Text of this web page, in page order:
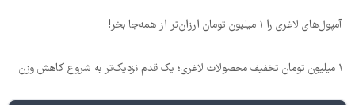
آمپول‌های لاغری را ۱ میلیون تومان ارزان‌تر از همه‌جا بخر!
۱ میلیون تومان تخفیف محصولات لاغری؛ یک قدم نزدیک‌تر به شروع کاهش وزن